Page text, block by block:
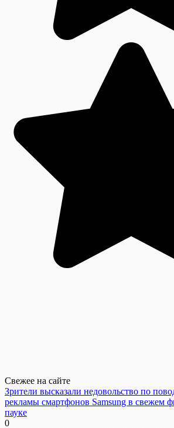
Свежее на сайте
Зрители высказали недовольство по
рекламы смартфонов Samsung в свежем
пауке
0